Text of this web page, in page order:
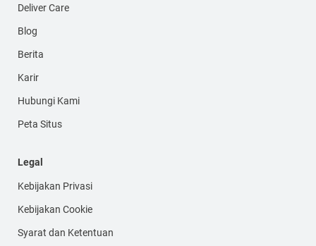
Deliver Care
Blog
Berita
Karir
Hubungi Kami
Peta Situs
Legal
Kebijakan Privasi
Kebijakan Cookie
Syarat dan Ketentuan